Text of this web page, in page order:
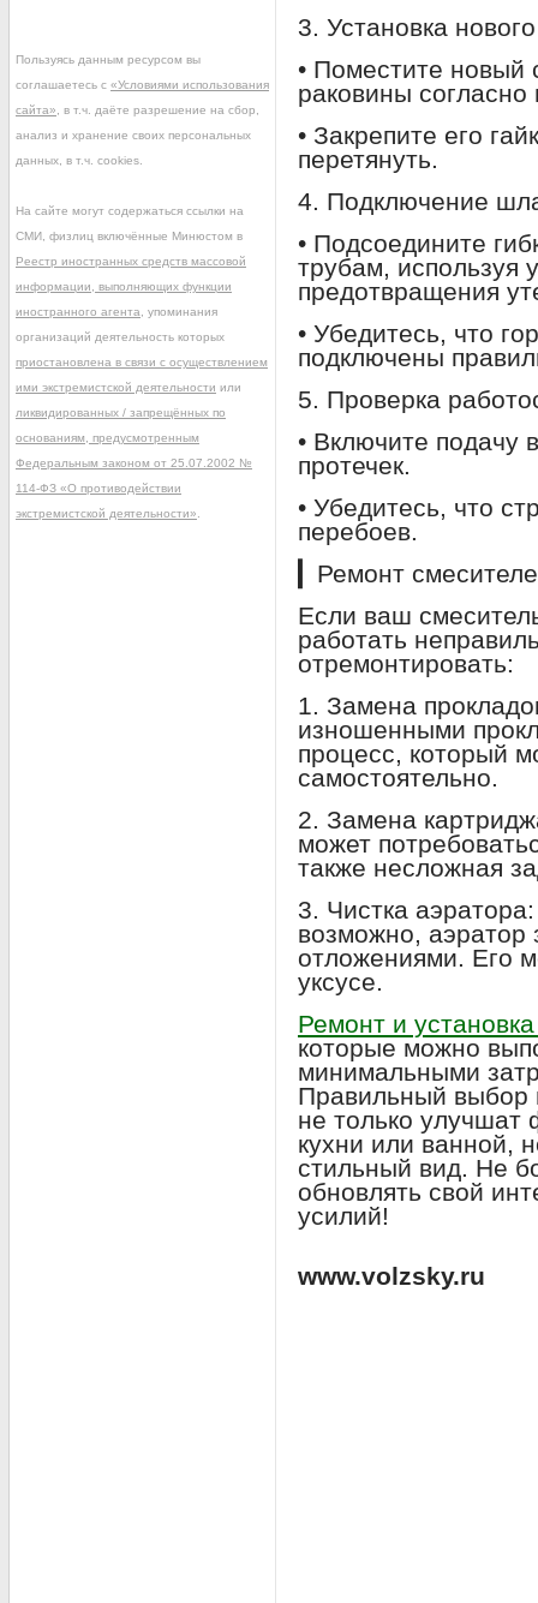
3. Установка
• Поместите новый
раковины согласно
• Закрепите его
перетянуть.
4. Подключение
• Подсоедините
трубам, используя
предотвращения
• Убедитесь, что
подключены
5. Проверка
• Включите подачу
протечек.
• Убедитесь, что
перебоев.
▎Ремонт
Если ваш
работать
отремонтировать:
1. Замена
изношенными
процесс, который
самостоятельно.
2. Замена
может
также несложная
3. Чистка
возможно, аэратор
отложениями. Его
уксусе.
Ремонт и
которые можно
минимальными
Правильный выбор
не только улучшат
кухни или ванной,
стильный вид. Не
обновлять свой
усилий!
www.volzsky.ru
Пользуясь данным ресурсом вы
соглашаетесь с «Условиями использования
сайта» , в т.ч. даёте разрешение на сбор,
анализ и хранение своих персональных
данных, в т.ч. cookies.
На сайте могут содержаться ссылки на
СМИ, физлиц включённые Минюстом в
Реестр иностранных средств массовой
информации, выполняющих функции
иностранного агента , упоминания
организаций деятельность которых
приостановлена в связи с осуществлением
ими экстремистской деятельности или
ликвидированных / запрещённых по
основаниям, предусмотренным
Федеральным законом от 25.07.2002 №
114-ФЗ «О противодействии
экстремистской деятельности»